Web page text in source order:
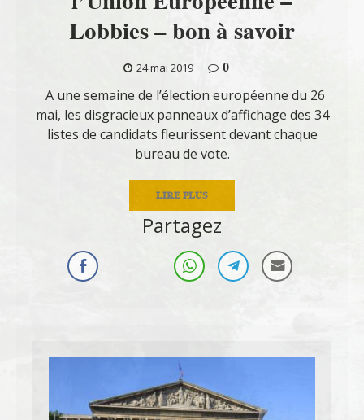
Lobbies – bon à savoir
24 mai 2019
0
A une semaine de l’élection européenne du 26
mai, les disgracieux panneaux d’affichage des 34
listes de candidats fleurissent devant chaque
bureau de vote.
LIRE PLUS
Partagez